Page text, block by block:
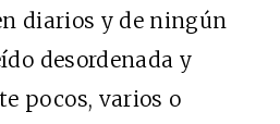
diarios y de ningún
desordenada y
pocos, varios o